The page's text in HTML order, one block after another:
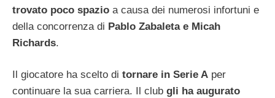
trovato poco spazio a causa dei numerosi infortuni e
della concorrenza di Pablo Zabaleta e Micah
Richards.
Il giocatore ha scelto di tornare in Serie A per
continuare la sua carriera. Il club gli ha augurato